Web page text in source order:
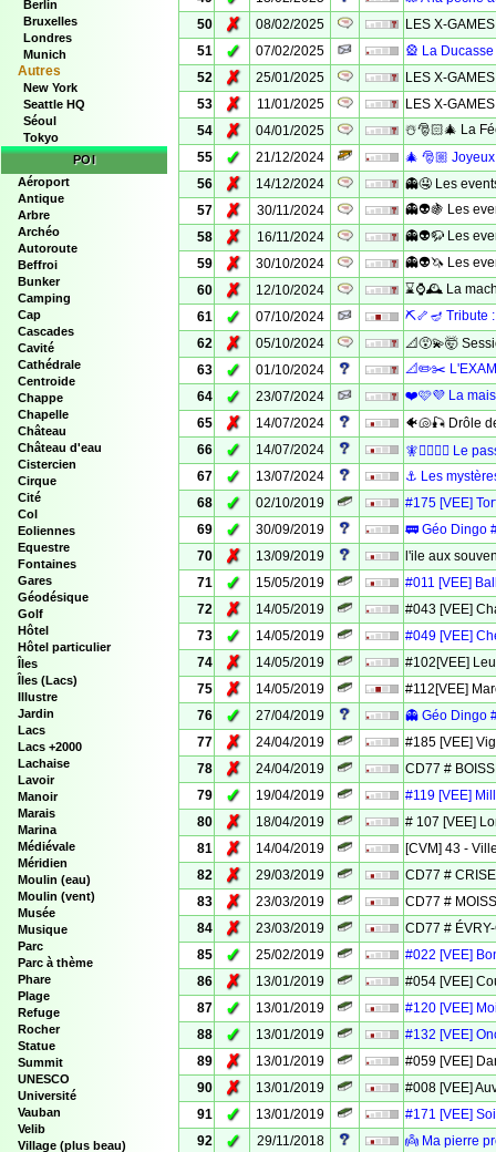
Berlin
Bruxelles
Londres
Munich
Autres
New York
Seattle HQ
Séoul
Tokyo
POI
Aéroport
Antique
Arbre
Archéo
Autoroute
Beffroi
Bunker
Camping
Cap
Cascades
Cavité
Cathédrale
Centroide
Chappe
Chapelle
Château
Château d'eau
Cistercien
Cirque
Cité
Col
Eoliennes
Equestre
Fontaines
Gares
Géodésique
Golf
Hôtel
Hôtel particulier
Îles
Îles (Lacs)
Illustre
Jardin
Lacs
Lacs +2000
Lachaise
Lavoir
Manoir
Marais
Marina
Médiévale
Méridien
Moulin (eau)
Moulin (vent)
Musée
Musique
Parc
Parc à thème
Phare
Plage
Refuge
Rocher
Statue
Summit
UNESCO
Université
Vauban
Velib
Village (plus beau)
50
✗ 08/02/2025
LES X-
51
✓ 07/02/2025
🎡 La Ducasse
52
✗ 25/01/2025
LES X-
53
✗ 11/01/2025
LES X-
54
✗ 04/01/2025
☃️🎅🏻🎄 La
55
✓ 21/12/2024
🎄 🎅🏼
56
✗ 14/12/2024
👻🤤 Les
57
✗ 30/11/2024
👻👽🍇 Les
58
✗ 16/11/2024
👻👽🦬 Les
59
✗ 30/10/2024
👻👽🦄 Les
60
✗ 12/10/2024
⌛⌚🕰️ La
61
✓ 07/10/2024
⛏️🦴🪔 Tribute
62
✗ 05/10/2024
📐😵‍💫🤯
63
✓ 01/10/2024
📐✏️✂️
64
✓ 23/07/2024
❤️🩷💜 La
65
✗ 14/07/2024
🐠🐚🎣 Drôle
66
✓ 14/07/2024
🧚🧚‍♂️🧚‍♀️ Le
67
✓ 13/07/2024
⚓ Les
68
✓ 02/10/2019
#175 [VEE]
69
✓ 30/09/2019
🚃 Géo Dingo
70
✗ 13/09/2019
l'ile aux
71
✓ 15/05/2019
#011 [VEE]
72
✗ 14/05/2019
#043 [VEE]
73
✓ 14/05/2019
#049 [VEE]
74
✗ 14/05/2019
#102[VEE]
75
✗ 14/05/2019
#112[VEE]
76
✓ 27/04/2019
👻 Géo Dingo
77
✗ 24/04/2019
#185 [VEE]
78
✗ 24/04/2019
CD77 #
79
✓ 19/04/2019
#119 [VEE]
80
✗ 18/04/2019
# 107 [VEE]
81
✗ 14/04/2019
[CVM] 43 -
82
✗ 29/03/2019
CD77 #
83
✗ 23/03/2019
CD77 #
84
✗ 23/03/2019
CD77 #
85
✓ 25/02/2019
#022 [VEE]
86
✗ 13/01/2019
#054 [VEE]
87
✓ 13/01/2019
#120 [VEE]
88
✓ 13/01/2019
#132 [VEE]
89
✗ 13/01/2019
#059 [VEE]
90
✗ 13/01/2019
#008 [VEE]
91
✓ 13/01/2019
#171 [VEE]
92
✓ 29/11/2018 👼 Ma pierre